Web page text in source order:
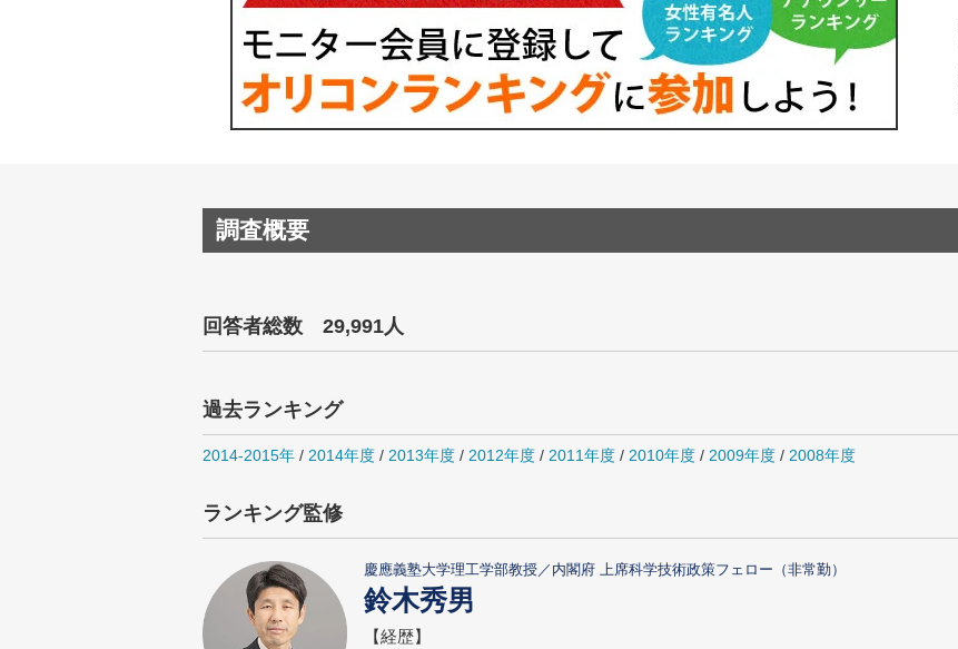
調査概要
回答者総数 29,991人
過去ランキング
2014-2015年 / 2014年度 / 2013年度 / 2012年度 / 2011年度 / 2010年度 / 2009年度 / 2008年度
ランキング監修
慶應義塾大学理工学部教授／内閣府 上席科学技術政策フェロー（非常勤）
鈴木秀男
【経歴】